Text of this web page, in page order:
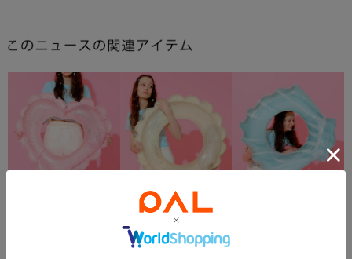
5％OFFクーポン
SALE
3COINS